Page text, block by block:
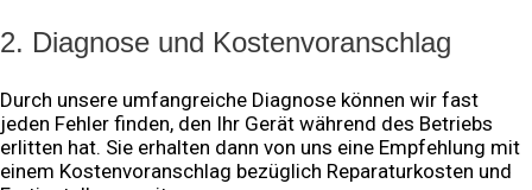
2. Diagnose und Kostenvoranschlag
Durch unsere umfangreiche Diagnose können wir fast
jeden Fehler finden, den Ihr Gerät während des Betriebs
erlitten hat. Sie erhalten dann von uns eine Empfehlung mit
einem Kostenvoranschlag bezüglich Reparaturkosten und